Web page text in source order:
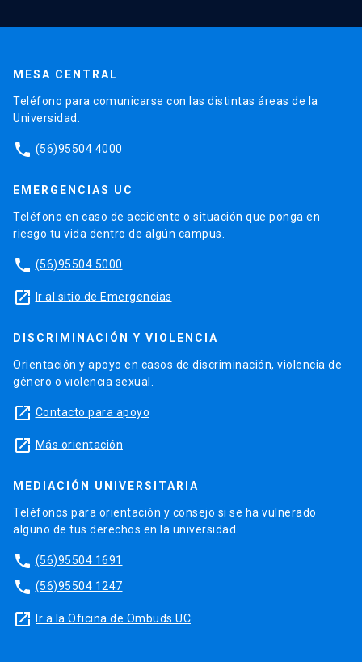
MESA CENTRAL
Teléfono para comunicarse con las distintas áreas de la
Universidad.
phone (56)95504 4000
EMERGENCIAS UC
Teléfono en caso de accidente o situación que ponga en
riesgo tu vida dentro de algún campus.
phone (56)95504 5000
launch Ir al sitio de Emergencias
DISCRIMINACIÓN Y VIOLENCIA
Orientación y apoyo en casos de discriminación, violencia de
género o violencia sexual.
launch Contacto para apoyo
launch Más orientación
MEDIACIÓN UNIVERSITARIA
Teléfonos para orientación y consejo si se ha vulnerado
alguno de tus derechos en la universidad.
phone (56)95504 1691
phone (56)95504 1247
launch Ir a la Oficina de Ombuds UC